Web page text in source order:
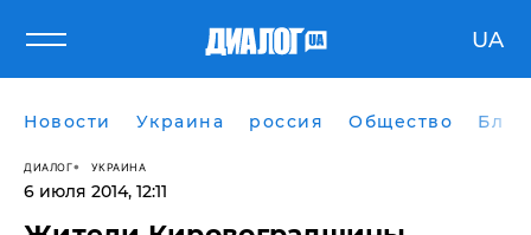
UA
Новости Украина россия Общество
ДИАЛОГ УКРАИНА
6 июля 2014, 12:11